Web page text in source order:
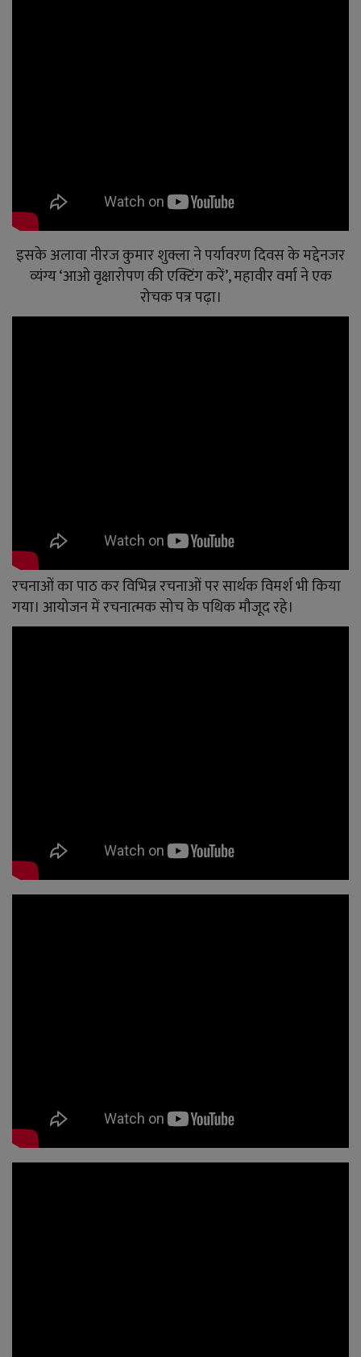
इसके अलावा नीरज कुमार शुक्ला ने पर्यावरण दिवस के मद्देनजर
व्यंग्य ‘आओ वृक्षारोपण की एक्टिंग करें’, महावीर वर्मा ने एक
रोचक पत्र पढ़ा।
रचनाओं का पाठ कर विभिन्न रचनाओं पर सार्थक विमर्श भी किया
गया। आयोजन में रचनात्मक सोच के पथिक मौजूद रहे।